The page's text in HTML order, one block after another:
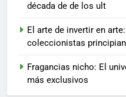
década de de los ult
El arte de invertir en
coleccionistas
Fragancias nicho: El
más exclusivos